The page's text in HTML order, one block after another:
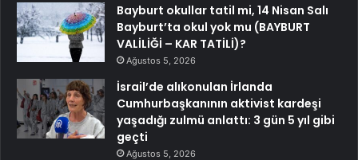
Bayburt okullar tatil mi, 14 Nisan Salı
Bayburt’ta okul yok mu (BAYBURT
VALİLİĞİ – KAR TATİLİ)?
Ağustos 5, 2026
İsrail’de alıkonulan İrlanda
Cumhurbaşkanının aktivist kardeşi
yaşadığı zulmü anlattı: 3 gün 5 yıl gibi
geçti
Ağustos 5, 2026